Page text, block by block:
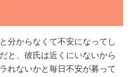
分からなくて不安になってし
と、彼氏は近くにいないから
れないかと毎日不安が募って